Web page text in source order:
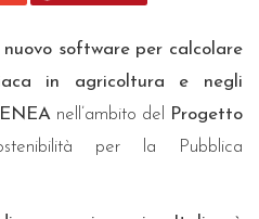
software per calcolare
in agricoltura e negli
ENEA nell’ambito del Progetto
per la Pubblica